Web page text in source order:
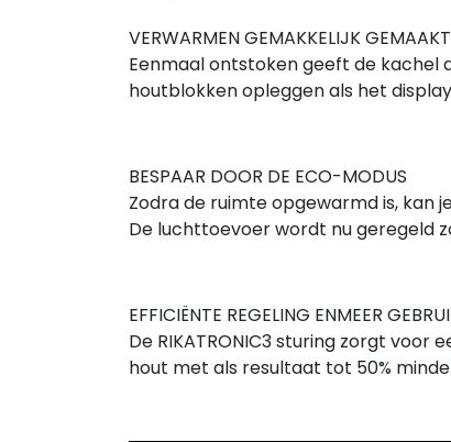
VERWARMEN GEMAKKELIJK GEMAAKT
Eenmaal ontstoken geeft de
houtblokken opleggen als het
BESPAAR DOOR DE ECO-MODUS
Zodra de ruimte opgewarmd is, kan
De luchttoevoer wordt nu geregeld
EFFICIËNTE REGELING ENMEER
De RIKATRONIC3 sturing zorgt
hout met als resultaat tot 50%